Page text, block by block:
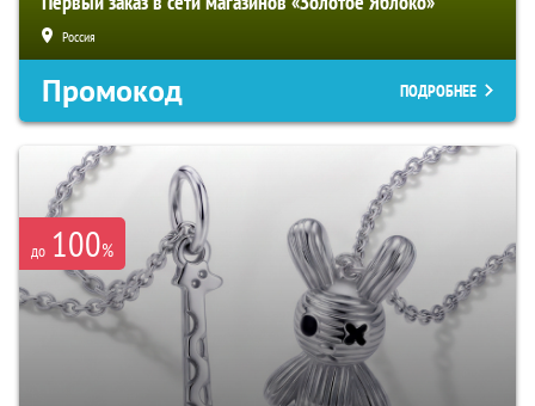
Россия
Промокод ПОДРОБНЕЕ
до 100%